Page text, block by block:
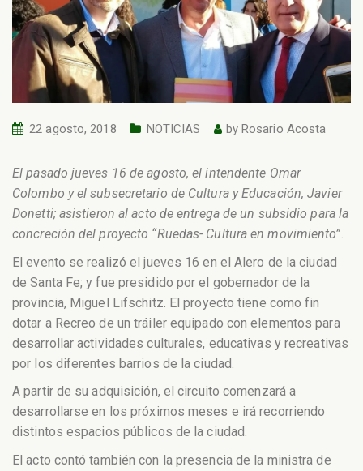
22 agosto, 2018 NOTICIAS by Rosario Acosta
El pasado jueves 16 de agosto, el intendente Omar
Colombo y el subsecretario de Cultura y Educación, Javier
Donetti; asistieron al acto de entrega de un subsidio para la
concreción del proyecto “Ruedas- Cultura en movimiento”.
El evento se realizó el jueves 16 en el Alero de la ciudad
de Santa Fe; y fue presidido por el gobernador de la
provincia, Miguel Lifschitz. El proyecto tiene como fin
dotar a Recreo de un tráiler equipado con elementos para
desarrollar actividades culturales, educativas y recreativas
por los diferentes barrios de la ciudad.
A partir de su adquisición, el circuito comenzará a
desarrollarse en los próximos meses e irá recorriendo
distintos espacios públicos de la ciudad.
El acto contó también con la presencia de la ministra de